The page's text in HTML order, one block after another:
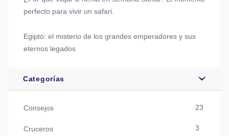
perfecto para vivir un safari.
Egipto: el misterio de los grandes emperadores y sus
eternos legados
Categorías
Consejos 23
Cruceros 3